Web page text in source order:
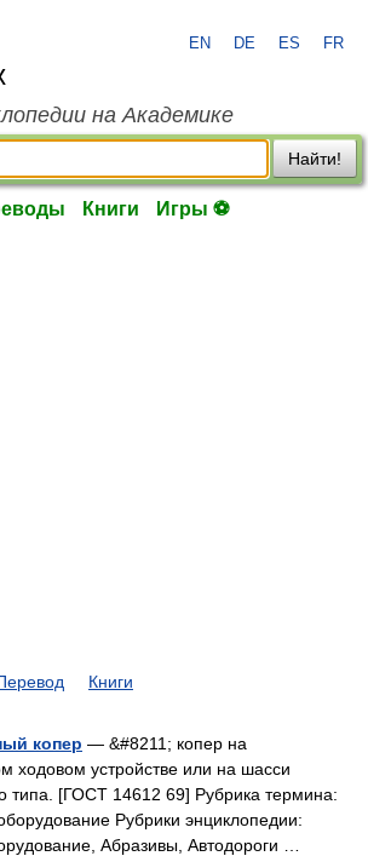
EN DE ES FR
на Академике
Найти!
Книги Игры ⚽
Книги
копер — &#8211; копер на
ходовом устройстве или на шасси
типа. [ГОСТ 14612 69] Рубрика термина:
Рубрики энциклопедии:
Абразивы, Автодороги …